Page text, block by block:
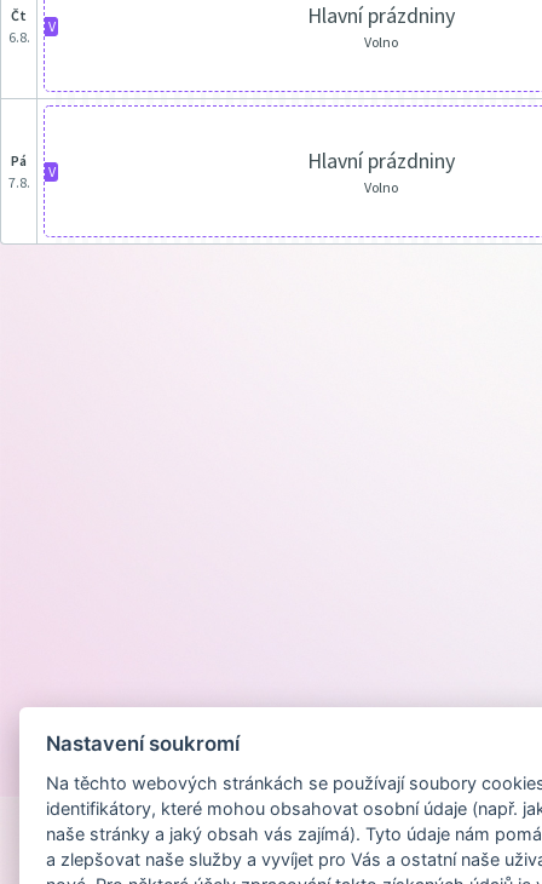
čt
6.8.
V Hlavní prázdniny
Volno
pá
7.8.
V Hlavní prázdniny
Volno
Nastavení soukromí
Na těchto webových stránkách se používají soubory
identifikátory, které mohou obsahovat osobní údaje (např.
naše stránky a jaký obsah vás zajímá). Tyto údaje nám
a zlepšovat naše služby a vyvíjet pro Vás a ostatní naše